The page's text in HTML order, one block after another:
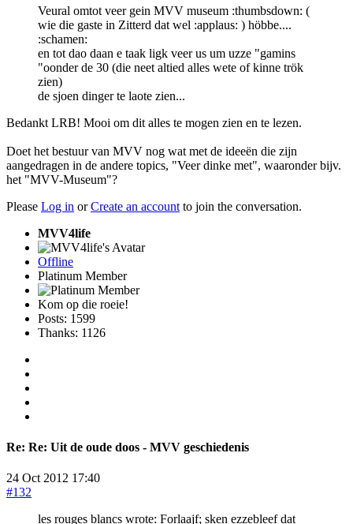
Veural omtot veer gein MVV museum :thumbsdown: (
wie die gaste in Zitterd dat wel :applaus: ) höbbe....
:schamen:
en tot dao daan e taak ligk veer us um uzze "gamins
"oonder de 30 (die neet altied alles wete of kinne trök
zien)
de sjoen dinger te laote zien...
Bedankt LRB! Mooi om dit alles te mogen zien en te lezen.
Doet het bestuur van MVV nog wat met de ideeën die zijn
aangedragen in de andere topics, "Veer dinke met", waaronder bijv.
het "MVV-Museum"?
Please Log in orCreate an account to join the conversation.
MVV4life
Offline
Platinum Member
Kom op die roeie!
Posts: 1599
Thanks: 1126
Re: Re: Uit de oude doos - MVV geschiedenis
24 Oct 2012 17:40
#132
les rouges blancs wrote: Forlaajf; sken ezzebleef dat